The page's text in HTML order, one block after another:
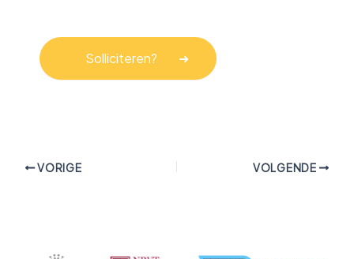
Solliciteren?
VORIGE VOLGENDE